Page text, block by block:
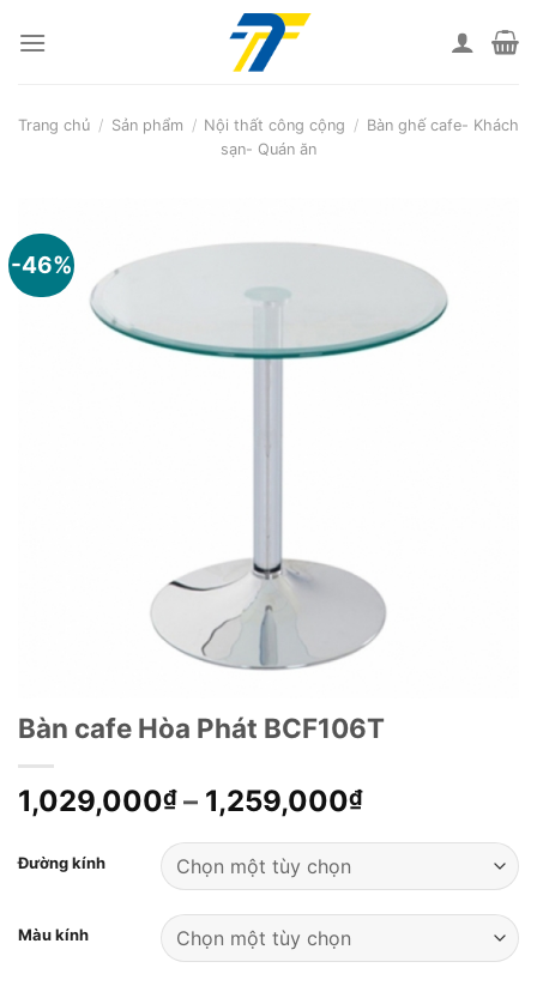
Trang chủ / Sản phẩm / Nội thất công cộng / Bàn ghế cafe- Khách
sạn- Quán ăn
-46%
Bàn cafe Hòa Phát BCF106T
1,029,000₫– 1,259,000₫
Đường kính
Màu kính